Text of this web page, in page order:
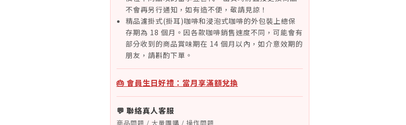
不會再另行通知，如有造不便，敬請見諒！
精品濾掛式(掛耳)咖啡和浸泡式咖啡的外包裝上總保
存期為 18 個月。因各款咖啡銷售速度不同，可能會有
部分收到的商品賞味期在 14 個月以內，如介意效期的
朋友，請斟酌下單。
🎂 會員生日好禮：當月享滿額兌換
💬 聯絡真人客服
商品問題 / 大量團購 / 操作問題